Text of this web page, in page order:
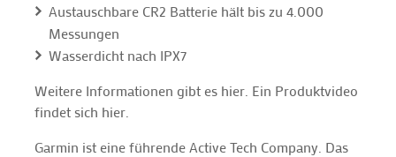
Austauschbare CR2 Batterie hält bis zu 4.000
Messungen
Wasserdicht nach IPX7
Weitere Informationen gibt es hier. Ein Produktvideo
findet sich hier.
Garmin ist eine führende Active Tech Company. Das